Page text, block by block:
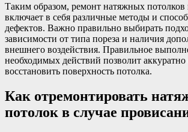
Таким образом, ремонт натяжных потолков
включает в себя различные методы и
дефектов. Важно правильно выбирать
зависимости от типа пореза и наличия
внешнего воздействия. Правильное
необходимых действий позволит аккуратно
восстановить поверхность потолка.
Как отремонтировать
потолок в случае